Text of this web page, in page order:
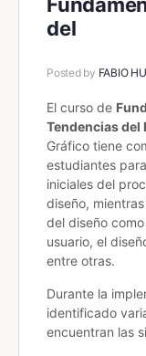
del
Posted by FABIO
El curso de
Tendencias del
Gráfico tiene
estudiantes
iniciales del
diseño,
del diseño
usuario, el
entre otras.
Durante la
identificado
encuentran las